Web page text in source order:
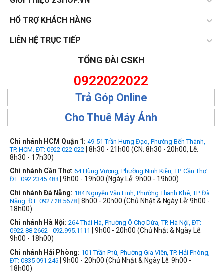
HỔ TRỢ KHÁCH HÀNG
LIÊN HỆ TRỰC TIẾP
TỔNG ĐÀI CSKH
0922022022
Trả Góp Online
Cho Thuê Máy Ảnh
Chi nhánh HCM Quận 1: 49-51 Trần Hưng Đạo, Phường Bến Thành,
TP. HCM. ĐT: 0922 022 022 | 8h30 - 21h00 (CN: 8h30 - 20h00, Lễ:
8h30 - 17h30)
Chi nhánh Cần Thơ: 64 Hùng Vương, Phường Ninh Kiều, TP. Cần Thơ.
ĐT: 092.2345.488 | 9h00 - 19h00 (Ngày Lễ: 9h00 - 19h00)
Chi nhánh Đà Nẵng: 184 Nguyễn Văn Linh, Phường Thanh Khê, TP. Đà
Nẵng. ĐT: 0927 28 5678 | 8h00 - 20h00 (Chủ Nhật & Ngày Lễ: 9h00 -
18h00)
Chi nhánh Hà Nội: 264 Thái Hà, Phường Ô Chợ Dừa, TP. Hà Nội, ĐT:
0922 88 2662 - 092.995.1111
| 9h00 - 20h00 (Chủ Nhật & Ngày Lễ:
9h00 - 18h00)
Chi nhánh Hải Phòng: 101 Trần Phú, Phường Gia Viên, TP. Hải Phòng,
ĐT: 0835 091 246 | 9h00 - 20h00 (Chủ Nhật & Ngày Lễ: 9h00 -
18h00)